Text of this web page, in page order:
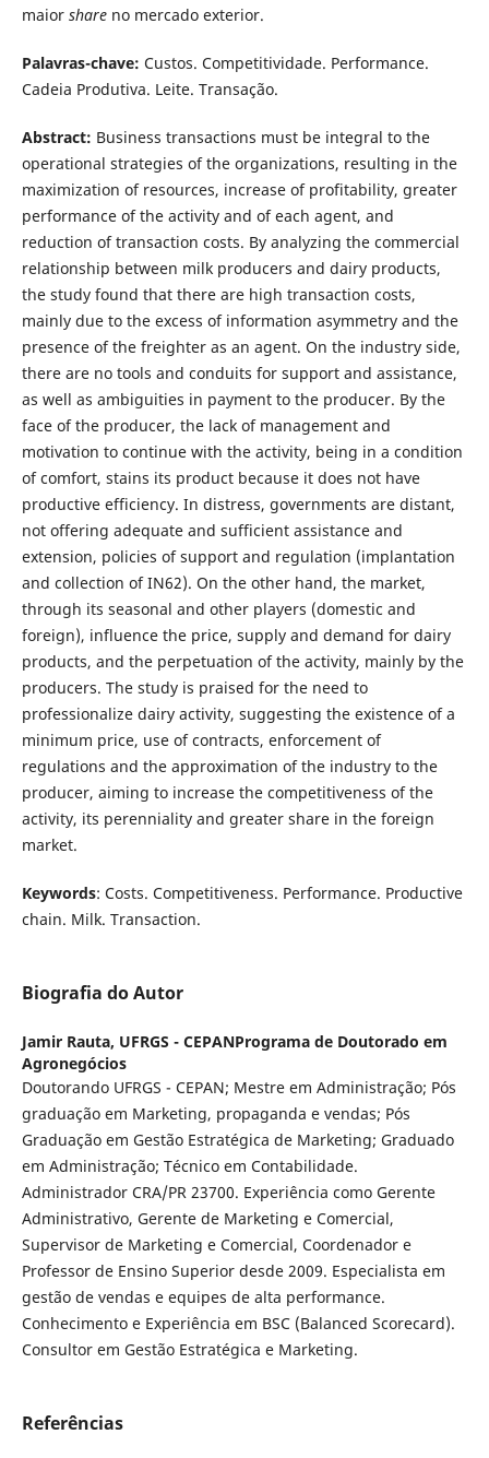
maior shareno mercado exterior.
Palavras-chave: Custos. Competitividade. Performance.
Cadeia Produtiva. Leite. Transação.
Abstract: Business transactions must be integral to the
operational strategies of the organizations, resulting in the
maximization of resources, increase of profitability, greater
performance of the activity and of each agent, and
reduction of transaction costs. By analyzing the commercial
relationship between milk producers and dairy products,
the study found that there are high transaction costs,
mainly due to the excess of information asymmetry and the
presence of the freighter as an agent. On the industry side,
there are no tools and conduits for support and assistance,
as well as ambiguities in payment to the producer. By the
face of the producer, the lack of management and
motivation to continue with the activity, being in a condition
of comfort, stains its product because it does not have
productive efficiency. In distress, governments are distant,
not offering adequate and sufficient assistance and
extension, policies of support and regulation (implantation
and collection of IN62). On the other hand, the market,
through its seasonal and other players (domestic and
foreign), influence the price, supply and demand for dairy
products, and the perpetuation of the activity, mainly by the
producers. The study is praised for the need to
professionalize dairy activity, suggesting the existence of a
minimum price, use of contracts, enforcement of
regulations and the approximation of the industry to the
producer, aiming to increase the competitiveness of the
activity, its perenniality and greater share in the foreign
market.
Keywords: Costs. Competitiveness. Performance. Productive
chain. Milk. Transaction.
Biografia do Autor
Jamir Rauta, UFRGS - CEPANPrograma de Doutorado em
Agronegócios
Doutorando UFRGS - CEPAN; Mestre em Administração; Pós
graduação em Marketing, propaganda e vendas; Pós
Graduação em Gestão Estratégica de Marketing; Graduado
em Administração; Técnico em Contabilidade.
Administrador CRA/PR 23700. Experiência como Gerente
Administrativo, Gerente de Marketing e Comercial,
Supervisor de Marketing e Comercial, Coordenador e
Professor de Ensino Superior desde 2009. Especialista em
gestão de vendas e equipes de alta performance.
Conhecimento e Experiência em BSC (Balanced Scorecard).
Consultor em Gestão Estratégica e Marketing.
Referências